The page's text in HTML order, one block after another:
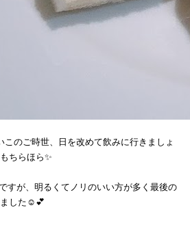
のご時世、日を改めて飲みに行きましょ
ちらほら✨
すが、明るくてノリのいい方が多く最後の
した☺💕